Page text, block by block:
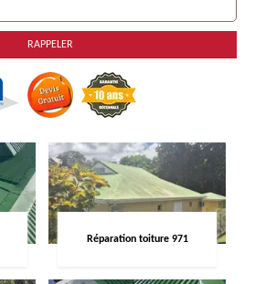
Réparation toiture 971